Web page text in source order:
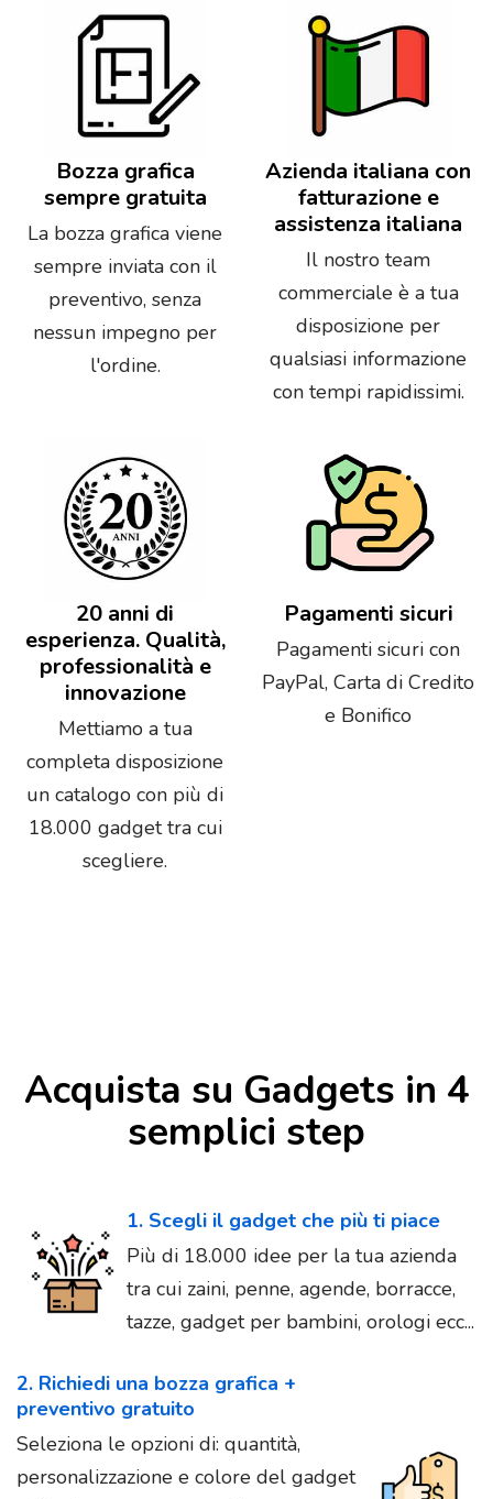
Bozza grafica
sempre gratuita
La bozza grafica viene
sempre inviata con il
preventivo, senza
nessun impegno per
l'ordine.
Azienda italiana con
fatturazione e
assistenza italiana
Il nostro team
commerciale è a tua
disposizione per
qualsiasi informazione
con tempi rapidissimi.
20 anni di
esperienza. Qualità,
professionalità e
innovazione
Mettiamo a tua
completa disposizione
un catalogo con più di
18.000 gadget tra cui
scegliere.
Pagamenti sicuri
Pagamenti sicuri con
PayPal, Carta di Credito
e Bonifico
Acquista su Gadgets in 4
semplici step
1. Scegli il gadget che più ti piace
Più di 18.000 idee per la tua azienda
tra cui zaini, penne, agende, borracce,
tazze, gadget per bambini, orologi ecc...
2. Richiedi una bozza grafica +
preventivo gratuito
Seleziona le opzioni di: quantità,
personalizzazione e colore del gadget